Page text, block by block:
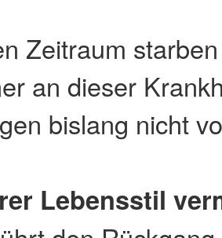
Zeitraum
an dieser
bislang nicht
Lebensstil